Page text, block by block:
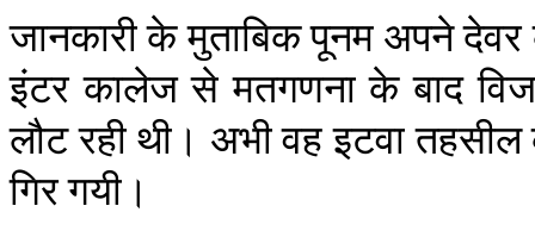
जानकारी के मुताबिक पूनम अपने
इंटर कालेज से मतगणना के बाद
लौट रही थी। अभी वह इटवा
गिर गयी।